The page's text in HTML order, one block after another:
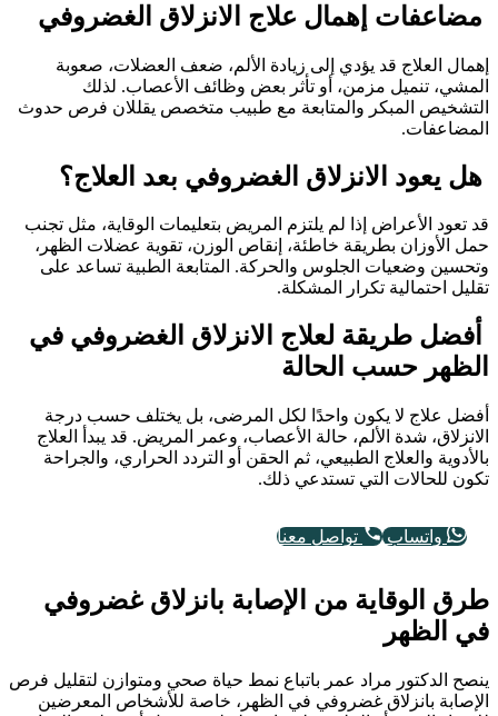
مضاعفات إهمال علاج الانزلاق الغضروفي
إهمال العلاج قد يؤدي إلى زيادة الألم، ضعف العضلات، صعوبة
المشي، تنميل مزمن، أو تأثر بعض وظائف الأعصاب. لذلك
التشخيص المبكر والمتابعة مع طبيب متخصص يقللان فرص حدوث
المضاعفات.
هل يعود الانزلاق الغضروفي بعد العلاج؟
قد تعود الأعراض إذا لم يلتزم المريض بتعليمات الوقاية، مثل تجنب
حمل الأوزان بطريقة خاطئة، إنقاص الوزن، تقوية عضلات الظهر،
وتحسين وضعيات الجلوس والحركة. المتابعة الطبية تساعد على
تقليل احتمالية تكرار المشكلة.
أفضل طريقة لعلاج الانزلاق الغضروفي في
الظهر حسب الحالة
أفضل علاج لا يكون واحدًا لكل المرضى، بل يختلف حسب درجة
الانزلاق، شدة الألم، حالة الأعصاب، وعمر المريض. قد يبدأ العلاج
بالأدوية والعلاج الطبيعي، ثم الحقن أو التردد الحراري، والجراحة
تكون للحالات التي تستدعي ذلك.
واتساب تواصل معنا
طرق الوقاية من الإصابة بانزلاق غضروفي
في الظهر
ينصح الدكتور مراد عمر باتباع نمط حياة صحي ومتوازن لتقليل فرص
الإصابة بانزلاق غضروفي في الظهر، خاصة للأشخاص المعرضين